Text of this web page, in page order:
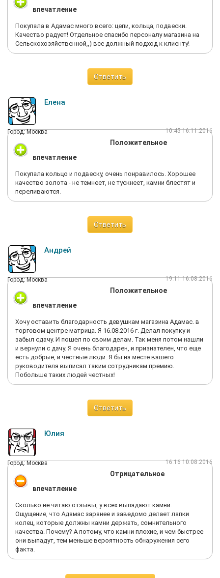
справедливее.
впечатление
Покупала в Адамас много всего: цепи, кольца, подвески.
Качество радует! Отдельное спасибо персоналу магазина на
Сельскохозяйственной,,) все должный подход к клиенту!
Ответить
Елена
Город: Москва 10:45 16.11.2016
Положительное
впечатление
Покупала кольцо и подвеску, очень понравилось. Хорошее
качество золота - не темнеет, не тускнеет, камни блестят и
переливаются.
Ответить
Андрей
Город: Москва 19:11 16.08.2016
Положительное
впечатление
Хочу оставить благодарность девушкам магазина Адамас. в
торговом центре матрица. Я 16.08.2016 г. Делал покупку и
забыл сдачу. И пошел по своим делам. Так меня потом нашли
и вернули с дачу. Я очень благодарен, и признателен, что еще
есть добрые, и честные люди. Я бы на месте вашего
руководителя выписал таким сотрудникам премию.
Побольше таких людей честных!
Ответить
Юлия
Город: Москва 16:16 10.08.2016
Отрицательное
впечатление
Сколько не читаю отзывы, у всех выпадают камни.
Ощущение, что Адамас заранее и заведомо делает лапки
колец, которые должны камни держать, сомнительного
качества. Почему? А потому, что камни плохие, и чем быстрее
они выпадут, тем меньше вероятность обнаружения сего
факта.